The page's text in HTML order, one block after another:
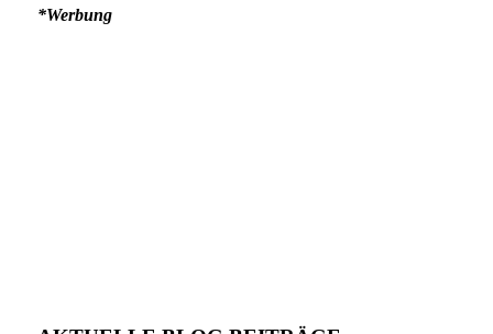
*Werbung